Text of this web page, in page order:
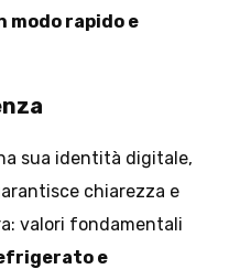
rapido e
sua identità digitale,
chiarezza e
valori fondamentali
e